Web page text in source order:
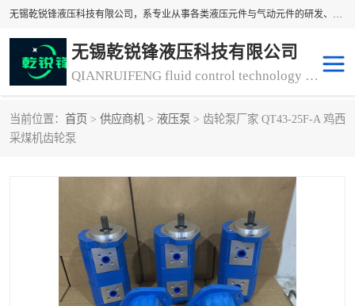
无锡乾锐锋液压科技有限公司，系专业从事各类液压元件与气动元件的研发、生产和销售业务为一体的生产型齿轮泵厂家、液压齿轮泵厂家。主要生产销售风冷式冷却器、液压油风冷却器，冷却器厂家直销、齿轮泵型号、齿轮泵厂家排名详情可来电咨询！
无锡乾锐锋液压科技有限公司
QIANRUIFENG fluid control technology co. LTD
当前位置： 首页 > 供应商机 > 液压泵 > 齿轮泵厂家 QT43-25F-A 鸡西
采煤机齿轮泵
液压泵
冷却器厂家直销 过滤器
离合器、制动器 气动元器件
齿轮泵厂家